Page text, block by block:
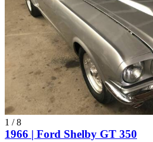
1 /8
1966 | Ford Shelby GT 350